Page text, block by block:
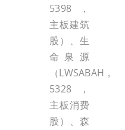
5398，
主板建筑
股）、生
命泉源
（LWSABAH，
5328，
主板消费
股）、森